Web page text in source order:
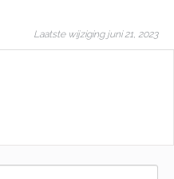
Laatste wijziging juni 21, 2023